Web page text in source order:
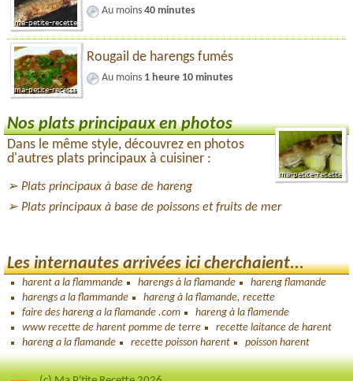
Au moins 40 minutes
Rougail de harengs fumés
Au moins 1 heure 10 minutes
Nos plats principaux en photos
Dans le même style, découvrez en photos
d'autres plats principaux à cuisiner :
Plats principaux à base de hareng
Plats principaux à base de poissons et fruits de mer
Les internautes arrivées ici cherchaient...
harent a la flammande harengs à la flamande
hareng flamande
harengs a la flammande
hareng à la flamande, recette
faire des hareng a la flamande .com
hareng à la flamende
www recette de harent pomme de terre
recette laitance de harent
hareng a la flamande
recette poisson harent poisson harent